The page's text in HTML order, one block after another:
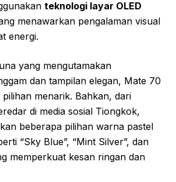
teknologi layar OLED
menawarkan pengalaman visual
energi.
yang mengutamakan
dan tampilan elegan, Mate 70
menarik. Bahkan, dari
di media sosial Tiongkok,
beberapa pilihan warna pastel
“Sky Blue”, “Mint Silver”, dan
memperkuat kesan ringan dan